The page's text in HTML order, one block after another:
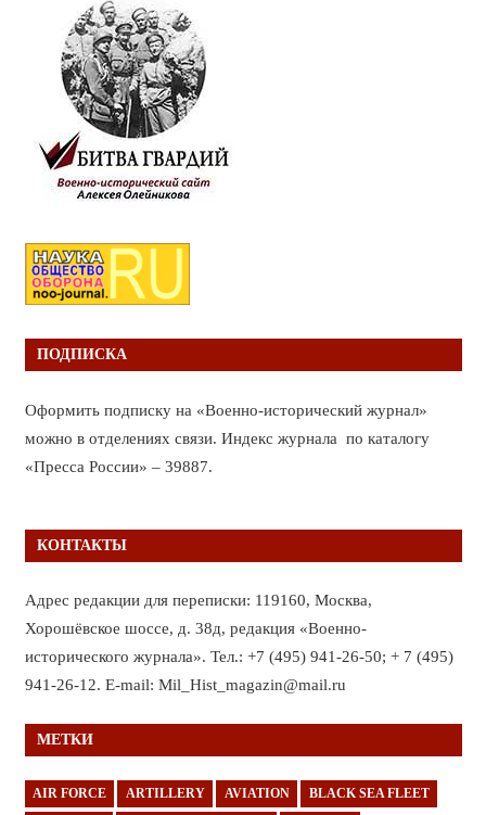
ПОДПИСКА
Оформить подписку на «Военно-исторический журнал»
можно в отделениях связи. Индекс журнала по каталогу
«Пресса России» – 39887.
КОНТАКТЫ
Адрес редакции для переписки: 119160, Москва,
Хорошёвское шоссе, д. 38д, редакция «Военно-
исторического журнала». Тел.: +7 (495) 941-26-50; + 7 (495)
941-26-12. E-mail: Mil_Hist_magazin@mail.ru
МЕТКИ
AIR FORCE ARTILLERY AVIATION BLACK SEA FLEET